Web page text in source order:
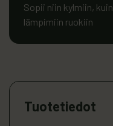
Sopii niin kylmiin, kuin
lämpimiin ruokiin
Tuotetiedot